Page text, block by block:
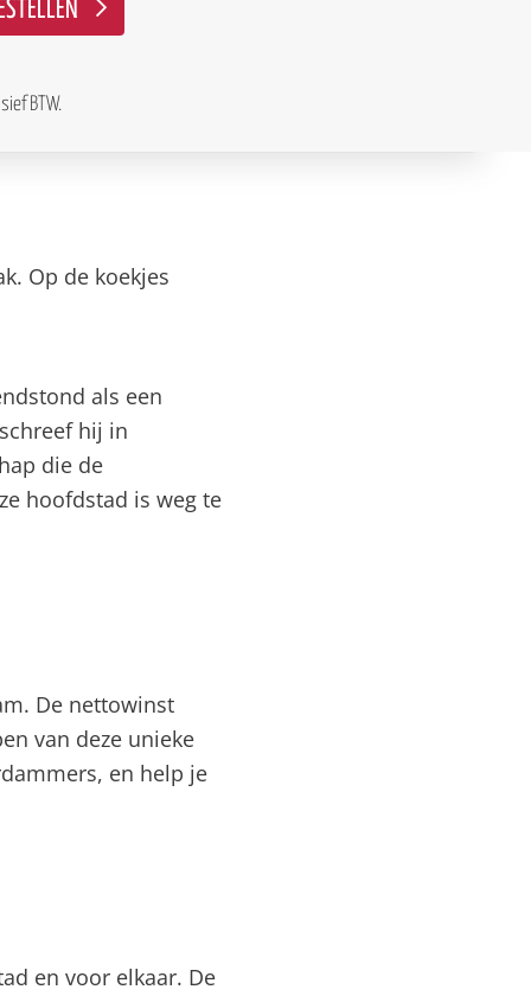
BTW.
Op de koekjes
als een
hij in
die de
hoofdstad is weg te
De nettowinst
van deze unieke
en help je
en voor elkaar. De